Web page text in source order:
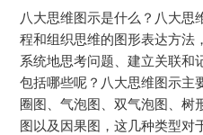
八大思维图示是什么？八大思
程和组织思维的图形表达方法
系统地思考问题、建立关联和
包括哪些呢？八大思维图示主
圈图、气泡图、双气泡图、树
图以及因果图，这几种类型对